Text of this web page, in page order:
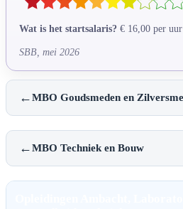
Wat is het startsalaris? € 16,00 per uur
SBB, mei 2026
←MBO Goudsmeden en
←MBO Techniek en Bouw